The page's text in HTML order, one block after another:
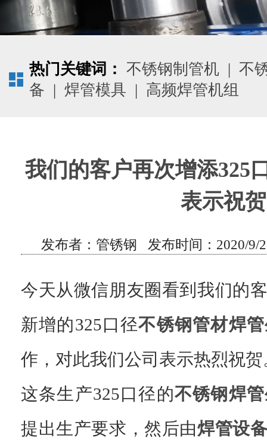
热门关键词： 不锈钢制管机 | 不
备 | 焊管模具 | 高频焊管机组
我们的客户再次增添325
表示祝贺
发布者：管锈钢 发布时间：2020/9/
今天从微信朋友圈看到我们的
新增的325口径不锈钢管材焊
作，对此我们公司表示热烈祝贺
这条生产325口径的不锈钢焊
提出生产要求，然后由焊管设